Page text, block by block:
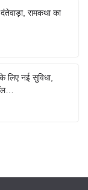
रामकथा का
लिए नई सुविधा,